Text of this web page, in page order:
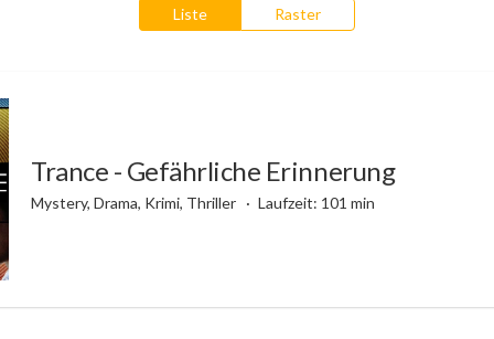
Liste Raster
Trance - Gefährliche Erinnerung
Mystery, Drama, Krimi, Thriller Laufzeit: 101 min